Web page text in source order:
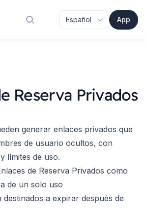
Buscar en la documentación
App
Reserva Privados
generar enlaces privados que
de usuario ocultos, con
límites de uso.
de Reserva Privados como
de un solo uso
destinados a expirar después de